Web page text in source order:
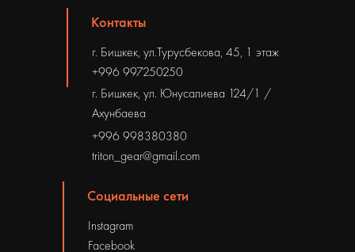
Контакты
г. Бишкек, ул.Турусбекова, 45, 1 этаж
г. Бишкек, ул. Юнусалиева 124/1 /
Ахунбаева
+996 998380380
triton_gear@gmail.com
+996 997250250
Социальные сети
Instagram
Facebook